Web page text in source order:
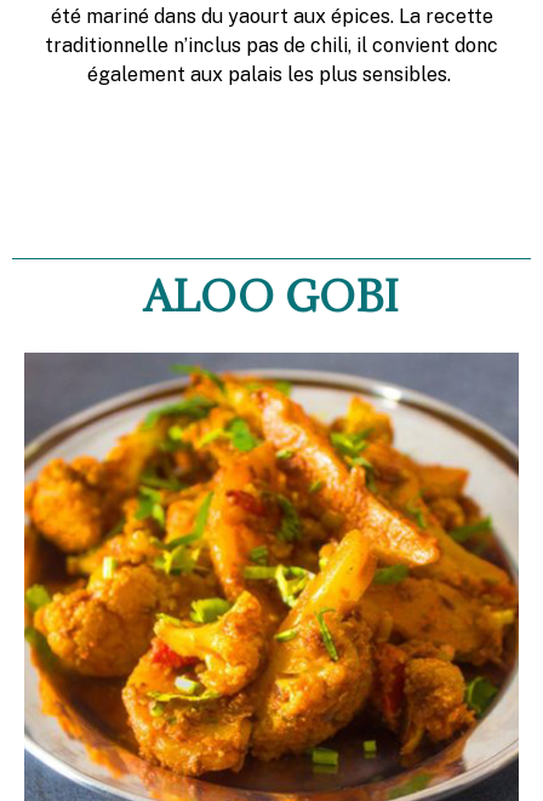
été mariné dans du yaourt aux épices. La recette
traditionnelle n’inclus pas de chili, il convient donc
également aux palais les plus sensibles.
ALOO GOBI